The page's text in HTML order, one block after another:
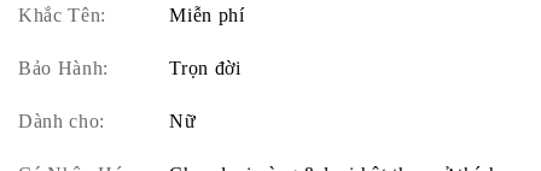
Khắc Tên: Miễn phí
Bảo Hành: Trọn đời
Dành cho: Nữ